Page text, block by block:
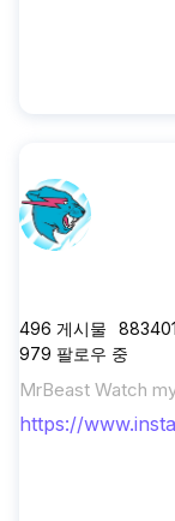
496 게시물
979 팔로우 중
MrBeast Watch
https://